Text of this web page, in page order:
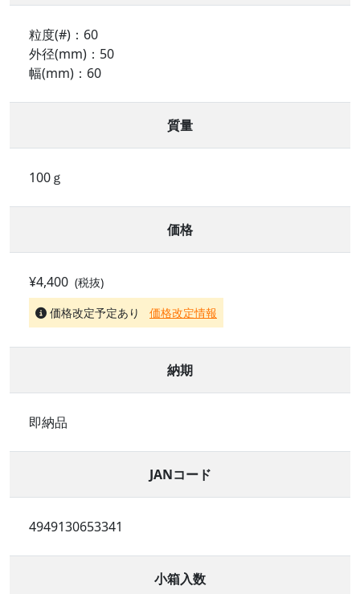
粒度(#)：60
外径(mm)：50
幅(mm)：60
質量
100ｇ
価格
¥4,400 (税抜)
価格改定予定あり
価格改定情報
納期
即納品
JANコード
4949130653341
小箱入数